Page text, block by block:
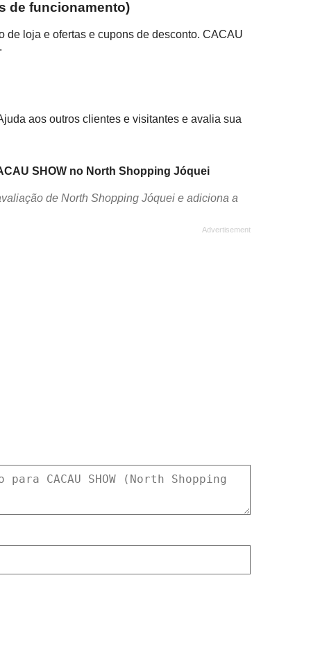
de funcionamento)
loja e ofertas e cupons de desconto. CACAU
aos outros clientes e visitantes e avalia sua
SHOW no North Shopping Jóquei
de North Shopping Jóquei e adiciona a